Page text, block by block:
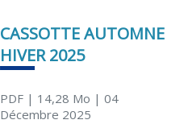
CASSOTTE AUTOMNE
HIVER 2025
PDF| 14,28 Mo | 04
Décembre 2025